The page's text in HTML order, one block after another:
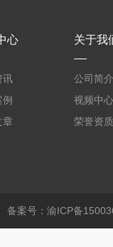
心
讯
章
关于我
公司简介
视频中心
荣誉资质
备案号：渝ICP备